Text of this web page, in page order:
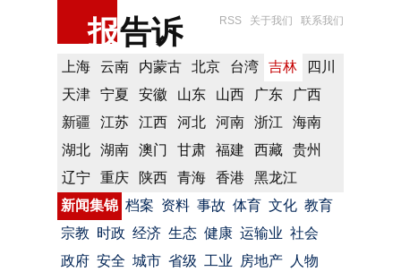
报告诉 RSS 关于我们 联系我们
上海 云南 内蒙古 北京 台湾 吉林
四川
天津
宁夏 安徽 山东 山西 广东
广西
新疆
江苏 江西 河北 河南 浙江
海南
湖北
湖南 澳门 甘肃 福建 西藏
贵州
辽宁
重庆 陕西 青海 香港
黑龙江
新闻集锦 档案 资料 事故 体育 文化 教育
宗教 时政 经济 生态 健康 运输业 社会
政府 安全 城市 省级 工业 房地产
人物